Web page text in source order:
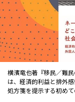
横濱竜也著『移民／難
は、経済的利益と排外
処方箋を提示する初めて